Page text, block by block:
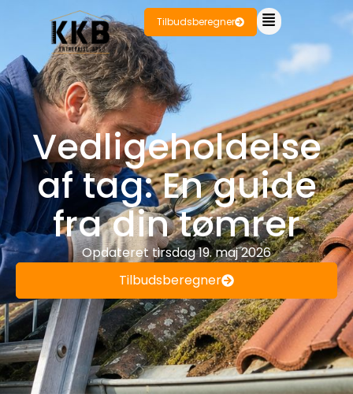
Tilbudsberegner
Vedligeholdelse
af tag: En guide
fra din tømrer
Opdaterettirsdag 19. maj 2026
Tilbudsberegner